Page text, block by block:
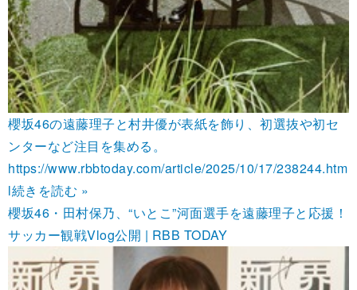
櫻坂46の遠藤理子と村井優が表紙を飾り、初選抜や初セ
ンターなど注目を集める。
https://www.rbbtoday.com/article/2025/10/17/238244.htm
l続きを読む »
櫻坂46・田村保乃、“いとこ”河面選手を遠藤理子と応援！
サッカー観戦Vlog公開 | RBB TODAY